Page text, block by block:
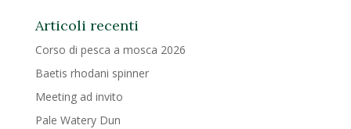
Articoli recenti
Corso di pesca a mosca 2026
Baetis rhodani spinner
Meeting ad invito
Pale Watery Dun